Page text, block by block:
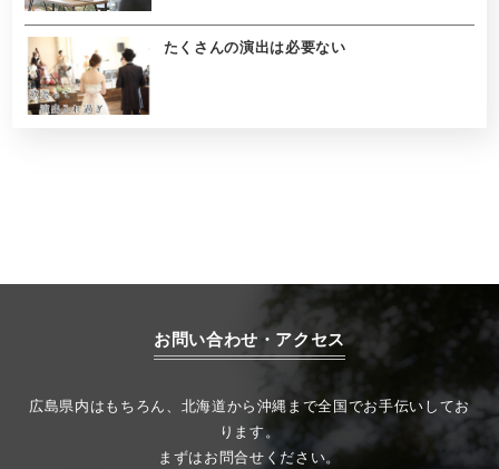
たくさんの演出は必要ない
お問い合わせ・アクセス
広島県内はもちろん、北海道から沖縄まで全国でお手伝いしてお
ります。
まずはお問合せください。